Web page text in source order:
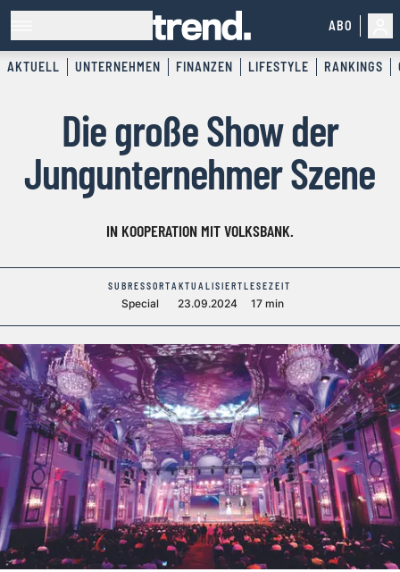
ABO
AKTUELL UNTERNEHMEN FINANZEN LIFESTYLE RANKINGS
Die große Show der
Jungunternehmer Szene
IN KOOPERATION MIT VOLKSBANK.
SUBRESSORT
Special
AKTUALISIERT
23.09.2024
LESEZEIT
17 min